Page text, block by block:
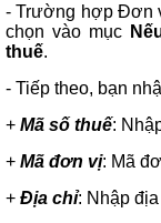
- Trường hợp Đơn
chọn vào mục
thuế.
- Tiếp theo, bạn
+ Mã số thuế:
+ Mã đơn vị: Mã
+ Địa chỉ: Nhập